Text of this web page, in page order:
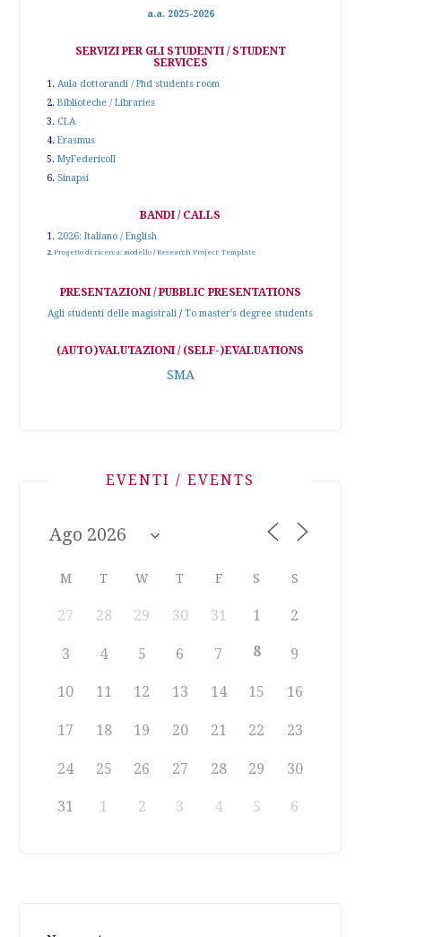
a.a. 2025-2026
SERVIZI PER GLI STUDENTI / STUDENT
SERVICES
1. Aula dottorandi / Phd students room
2. Biblioteche / Libraries
3. CLA
4. Erasmus
5. MyFedericoII
6. Sinapsi
BANDI / CALLS
1. 2026: Italiano / English
2. Progetto di ricerca: modello /Research Project: Template
PRESENTAZIONI / PUBBLIC PRESENTATIONS
Agli studenti delle magistrali / To master's degree students
(AUTO)VALUTAZIONI / (SELF-)EVALUATIONS
SMA
EVENTI / EVENTS
M T W T F S S
27 28 29 30 31 1 2
3 4 5 6 7 8 9
10 11 12 13 14 15 16
17 18 19 20 21 22 23
24 25 26 27 28 29 30
31 1 2 3 4 5 6